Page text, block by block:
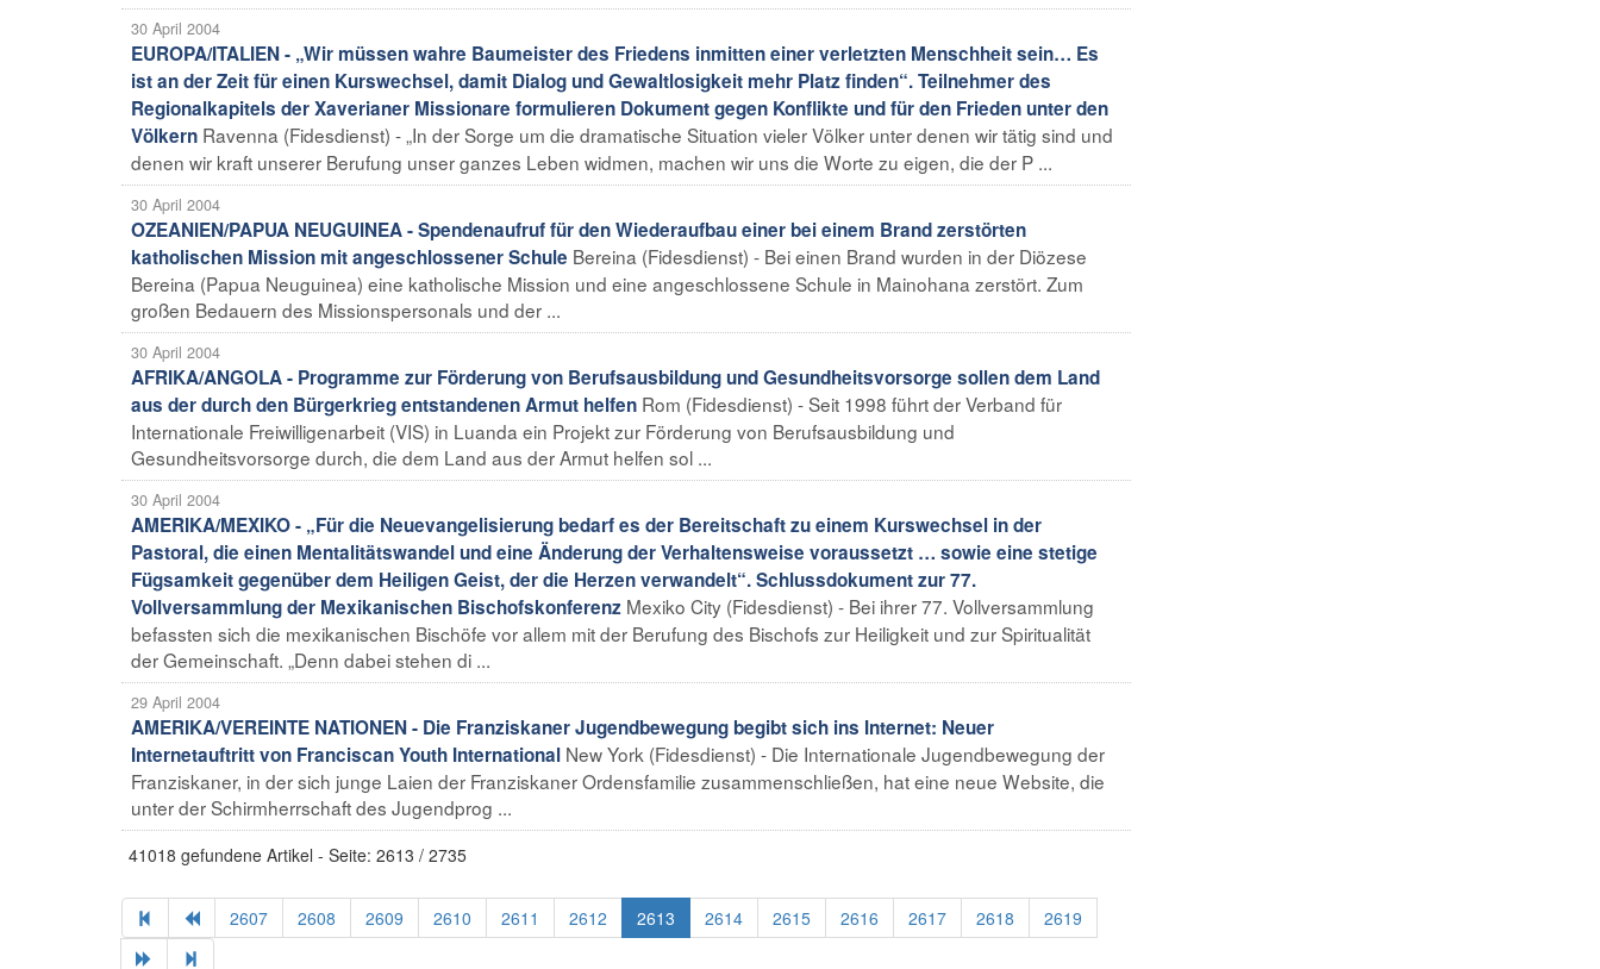
30 April 2004
EUROPA/ITALIEN - „Wir müssen wahre Baumeister des Friedens inmitten einer verletzten Menschheit sein… Es
ist an der Zeit für einen Kurswechsel, damit Dialog und Gewaltlosigkeit mehr Platz finden“. Teilnehmer des
Regionalkapitels der Xaverianer Missionare formulieren Dokument gegen Konflikte und für den Frieden unter den
Völkern Ravenna (Fidesdienst) - „In der Sorge um die dramatische Situation vieler Völker unter denen wir tätig sind und
denen wir kraft unserer Berufung unser ganzes Leben widmen, machen wir uns die Worte zu eigen, die der P ...
30 April 2004
OZEANIEN/PAPUA NEUGUINEA - Spendenaufruf für den Wiederaufbau einer bei einem Brand zerstörten
katholischen Mission mit angeschlossener Schule Bereina (Fidesdienst) - Bei einen Brand wurden in der Diözese
Bereina (Papua Neuguinea) eine katholische Mission und eine angeschlossene Schule in Mainohana zerstört. Zum
großen Bedauern des Missionspersonals und der ...
30 April 2004
AFRIKA/ANGOLA - Programme zur Förderung von Berufsausbildung und Gesundheitsvorsorge sollen dem Land
aus der durch den Bürgerkrieg entstandenen Armut helfen Rom (Fidesdienst) - Seit 1998 führt der Verband für
Internationale Freiwilligenarbeit (VIS) in Luanda ein Projekt zur Förderung von Berufsausbildung und
Gesundheitsvorsorge durch, die dem Land aus der Armut helfen sol ...
30 April 2004
AMERIKA/MEXIKO - „Für die Neuevangelisierung bedarf es der Bereitschaft zu einem Kurswechsel in der
Pastoral, die einen Mentalitätswandel und eine Änderung der Verhaltensweise voraussetzt … sowie eine stetige
Fügsamkeit gegenüber dem Heiligen Geist, der die Herzen verwandelt“. Schlussdokument zur 77.
Vollversammlung der Mexikanischen Bischofskonferenz Mexiko City (Fidesdienst) - Bei ihrer 77. Vollversammlung
befassten sich die mexikanischen Bischöfe vor allem mit der Berufung des Bischofs zur Heiligkeit und zur Spiritualität
der Gemeinschaft. „Denn dabei stehen di ...
29 April 2004
AMERIKA/VEREINTE NATIONEN - Die Franziskaner Jugendbewegung begibt sich ins Internet: Neuer
Internetauftritt von Franciscan Youth International New York (Fidesdienst) - Die Internationale Jugendbewegung der
Franziskaner, in der sich junge Laien der Franziskaner Ordensfamilie zusammenschließen, hat eine neue Website, die
unter der Schirmherrschaft des Jugendprog ...
41018 gefundene Artikel - Seite: 2613 / 2735
2607 2608 2609 2610 2611 2612 2613 2614 2615 2616 2617 2618 2619